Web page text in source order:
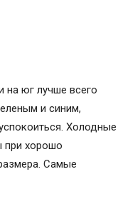
на юг лучше всего
и синим,
Холодные
при хорошо
Самые